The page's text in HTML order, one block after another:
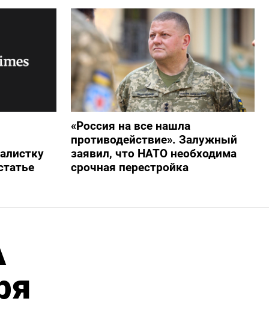
«Россия на все нашла
противодействие». Залужный
заявил, что НАТО необходима
срочная перестройка